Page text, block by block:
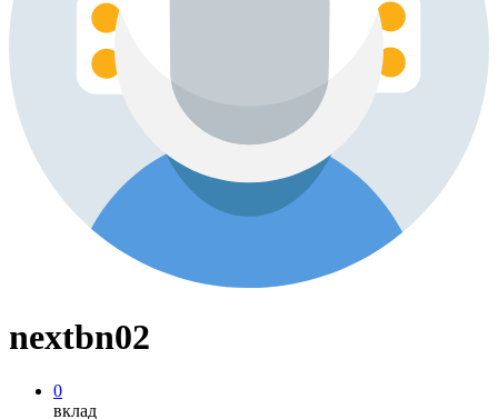
nextbn02
0
вклад